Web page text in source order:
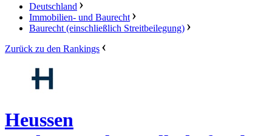
Deutschland
Immobilien- und Baurecht
Baurecht (einschließlich Streitbeilegung)
Zurück zu den Rankings
Heussen